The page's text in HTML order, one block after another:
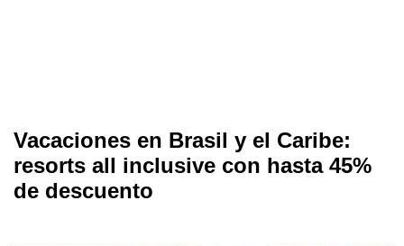
Vacaciones en Brasil y el Caribe:
resorts all inclusive con hasta 45%
de descuento